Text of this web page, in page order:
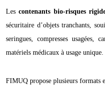
Lescontenants bio-risques
sécuritaire d’objets tranchants,
seringues, compresses usagées,
matériels médicaux à usage unique.
FIMUQ propose plusieurs formats